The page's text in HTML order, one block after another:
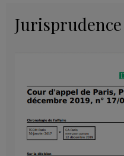
Jurisprudence